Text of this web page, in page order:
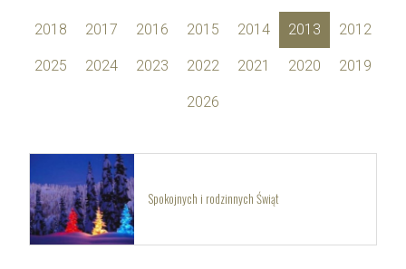
2012
2013
2014
2015
2016
2017
2018
2019
2020
2021
2022
2023
2024
2025
2026
Spokojnych i rodzinnych Świąt